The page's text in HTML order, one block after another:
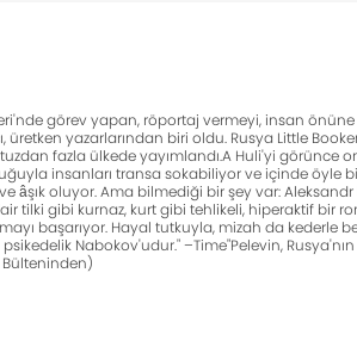
görev yapan, röportaj vermeyi, insan önüne
üretken yazarlarından biri oldu. Rusya Little
fazla ülkede yayımlandı.A Huli'yi görünce
insanları transa sokabiliyor ve içinde öyle bir
âşık oluyor. Ama bilmediği bir şey var:
tilki gibi kurnaz, kurt gibi tehlikeli, hiperaktif bir
başarıyor. Hayal tutkuyla, mizah da kederle
Nabokov'udur." –Time"Pelevin,
Bülteninden)